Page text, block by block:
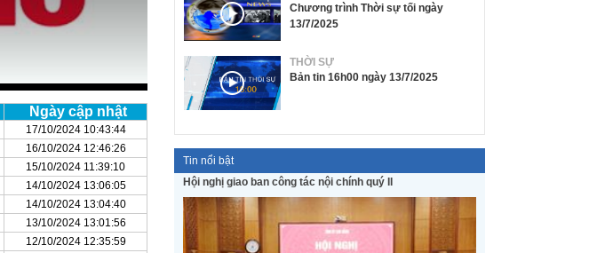
Ngày cập nhật
17/10/2024 10:43:44
16/10/2024 12:46:26
15/10/2024 11:39:10
14/10/2024 13:06:05
14/10/2024 13:04:40
13/10/2024 13:01:56
12/10/2024 12:35:59
Chương trình Thời sự tối ngày
13/7/2025
THỜI SỰ
Bản tin 16h00 ngày 13/7/2025
Tin nổi bật
Hội nghị giao ban công tác nội chính quý II